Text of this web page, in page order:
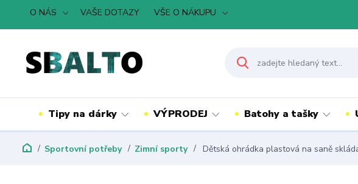
O NÁS VAŠE DOTAZY VŠE O NÁKUPU
Tipy na dárky VÝPRODEJ Batohy a tašky
Sportovní potřeby Zimní sporty Dětská ohrádka plastová na saně